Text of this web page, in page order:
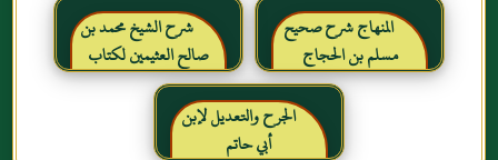
المنهاج شرح صحيح
مسلم بن الحجاج
شرح الشيخ محمد بن
صالح العثيمين لكتاب
رياض الصالحين للإمام
النووي رحمهم الله تعالىالجرح والتعديل لإبن
أبي حاتم